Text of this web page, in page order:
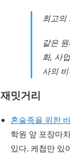
최고의
같은
화, 사
사의
재밋거리
혼술족을 위한
학원 앞 포장마
있다. 케첩만 있